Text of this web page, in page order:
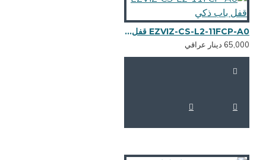
EZVIZ-CS-L2-11FCP-A0 قفل باب ذكي
دينار عراقي